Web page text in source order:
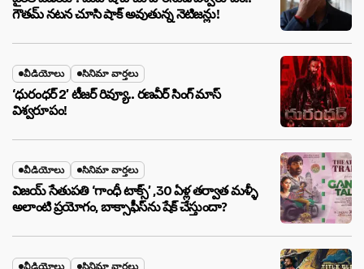
గౌతమ్ నటన చూసి షాక్ అవుతున్న నెటిజన్లు!
వీడియోలు సినిమా వార్తలు
‘ధురంధర్ 2’ టీజర్ రివ్యూ.. రణవీర్ సింగ్ మాస్
విశ్వరూపం!
వీడియోలు సినిమా వార్తలు
విజయ్ సేతుపతి ‘గాంధీ టాక్స్’ ,30 ఏళ్ల తర్వాత మళ్ళీ
అలాంటి ప్రయోగం, బాక్సాఫీస్‌ను షేక్ చేస్తుందా?
వీడియోలు సినిమా వార్తలు